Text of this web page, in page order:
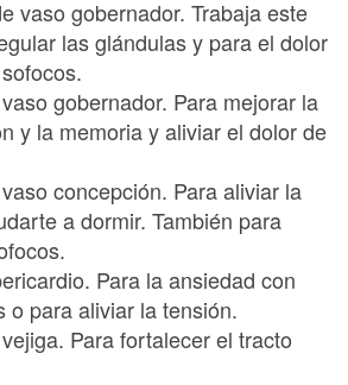
vaso gobernador. Trabaja este
las glándulas y para el dolor
gobernador. Para mejorar la
y la memoria y aliviar el dolor de
concepción. Para aliviar la
a dormir. También para
Para la ansiedad con
o para aliviar la tensión.
Para fortalecer el tracto